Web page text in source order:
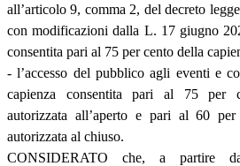
all’articolo 9, comma 2, del decreto
con modificazioni dalla L. 17 giugno
consentita pari al 75 per cento della
- l’accesso del pubblico agli eventi e
capienza consentita pari al 75 per
autorizzata all’aperto e pari al 60
autorizzata al chiuso.
CONSIDERATO che, a partire